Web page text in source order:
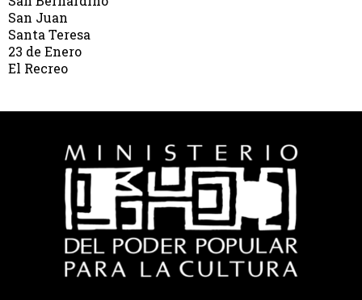
San Juan
Santa Teresa
23 de Enero
El Recreo